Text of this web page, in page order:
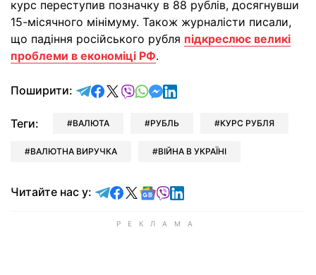
курс переступив позначку в 88 рублів, досягнувши
15-місячного мінімуму. Також журналісти писали,
що падіння російського рубля підкреслює великі
проблеми в економіці РФ.
Поширити: відправити у Telegram
поділитись у Facebook
поділитись у X
відправити у Viber
відправити у Whatsapp
відправити у Messenger
відправити у LinkedIn
Теги: ВАЛЮТА РУБЛЬ КУРС РУБЛЯ
ВАЛЮТНА ВИРУЧКА ВІЙНА В УКРАЇНІ
Читайте нас у: Читайте у Telegram
Читайте у Facebook
Читайте у X
Читайте у Google news
Читайте у Viber
Читайте у LinkedIn